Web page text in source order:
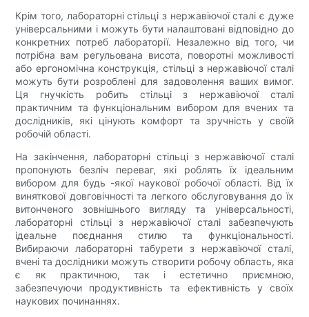
Крім того, лабораторні стільці з нержавіючої сталі є дуже
універсальними і можуть бути налаштовані відповідно до
конкретних потреб лабораторії. Незалежно від того, чи
потрібна вам регульована висота, поворотні можливості
або ергономічна конструкція, стільці з нержавіючої сталі
можуть бути розроблені для задоволення ваших вимог.
Ця гнучкість робить стільці з нержавіючої сталі
практичним та функціональним вибором для вчених та
дослідників, які цінують комфорт та зручність у своїй
робочій області.
На закінчення, лабораторні стільці з нержавіючої сталі
пропонують безліч переваг, які роблять їх ідеальним
вибором для будь -якої наукової робочої області. Від їх
виняткової довговічності та легкого обслуговування до їх
витонченого зовнішнього вигляду та універсальності,
лабораторні стільці з нержавіючої сталі забезпечують
ідеальне поєднання стилю та функціональності.
Вибираючи лабораторні табурети з нержавіючої сталі,
вчені та дослідники можуть створити робочу область, яка
є як практичною, так і естетично приємною,
забезпечуючи продуктивність та ефективність у своїх
наукових починаннях.